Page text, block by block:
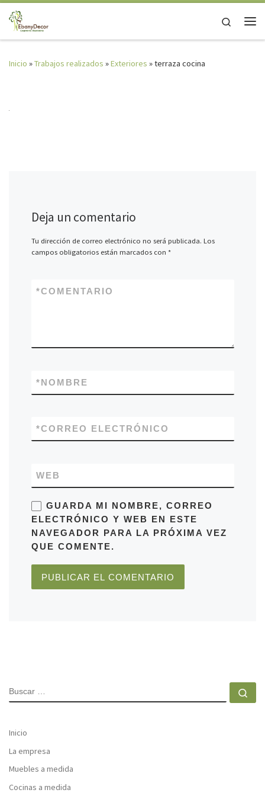
Saltar al contenido
Search
Inicio »Trabajos realizados »Exteriores »terraza cocina
Deja un comentario
Tu dirección de correo electrónico no será publicada. Los
campos obligatorios están marcados con *
COMENTARIO
*
NOMBRE
*
CORREO ELECTRÓNICO
*
WEB
GUARDA MI NOMBRE, CORREO
ELECTRÓNICO Y WEB EN ESTE
NAVEGADOR PARA LA PRÓXIMA VEZ
QUE COMENTE.
BUSCAR
Inicio
La empresa
Muebles a medida
Cocinas a medida